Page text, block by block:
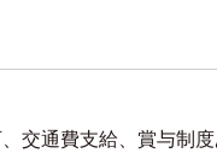
交通費支給、賞与制度